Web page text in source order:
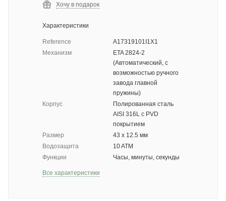
Хочу в подарок
Характеристики
Reference
A17319101I1X1
Механизм
ETA 2824-2
(Автоматический, с
возможностью ручного
завода главной
пружины)
Корпус
Полированная сталь
AISI 316L с PVD
покрытием
Размер
43 x 12.5 мм
Водозащита
10 ATM
Функции
Часы, минуты, секунды
Все характеристики